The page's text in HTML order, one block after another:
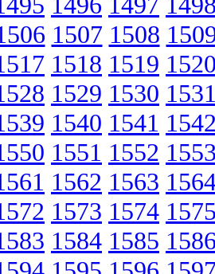
1507 1508
1518 1519
1529 1530
1540 1541
1551 1552
1562 1563
1573 1574
1584 1585